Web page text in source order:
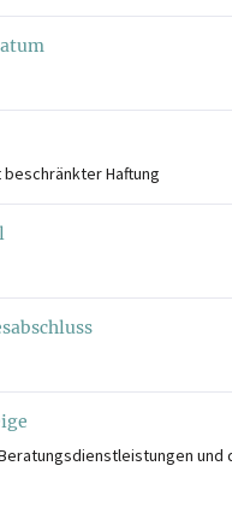
Haftung
und